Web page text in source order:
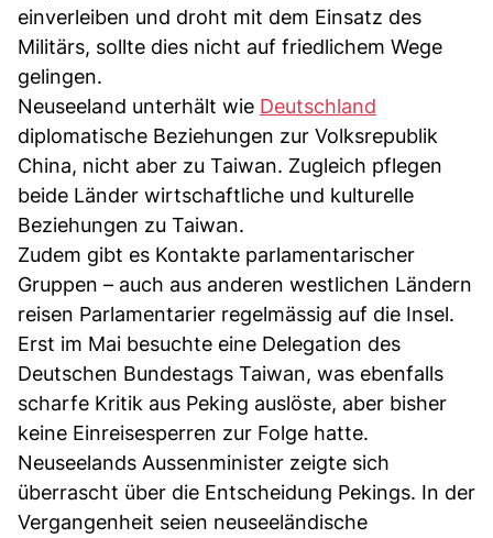
einverleiben und droht mit dem Einsatz des
Militärs, sollte dies nicht auf friedlichem Wege
gelingen.
Neuseeland unterhält wie Deutschland
diplomatische Beziehungen zur Volksrepublik
China, nicht aber zu Taiwan. Zugleich pflegen
beide Länder wirtschaftliche und kulturelle
Beziehungen zu Taiwan.
Zudem gibt es Kontakte parlamentarischer
Gruppen – auch aus anderen westlichen Ländern
reisen Parlamentarier regelmässig auf die Insel.
Erst im Mai besuchte eine Delegation des
Deutschen Bundestags Taiwan, was ebenfalls
scharfe Kritik aus Peking auslöste, aber bisher
keine Einreisesperren zur Folge hatte.
Neuseelands Aussenminister zeigte sich
überrascht über die Entscheidung Pekings. In der
Vergangenheit seien neuseeländische